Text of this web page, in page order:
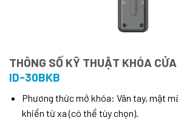
THÔNG SỐ KỸ THUẬT KHÓA
ID-30BKB
Phương thức mở khóa: Vân tay, mật
khiển từ xa (có thể tùy chọn).